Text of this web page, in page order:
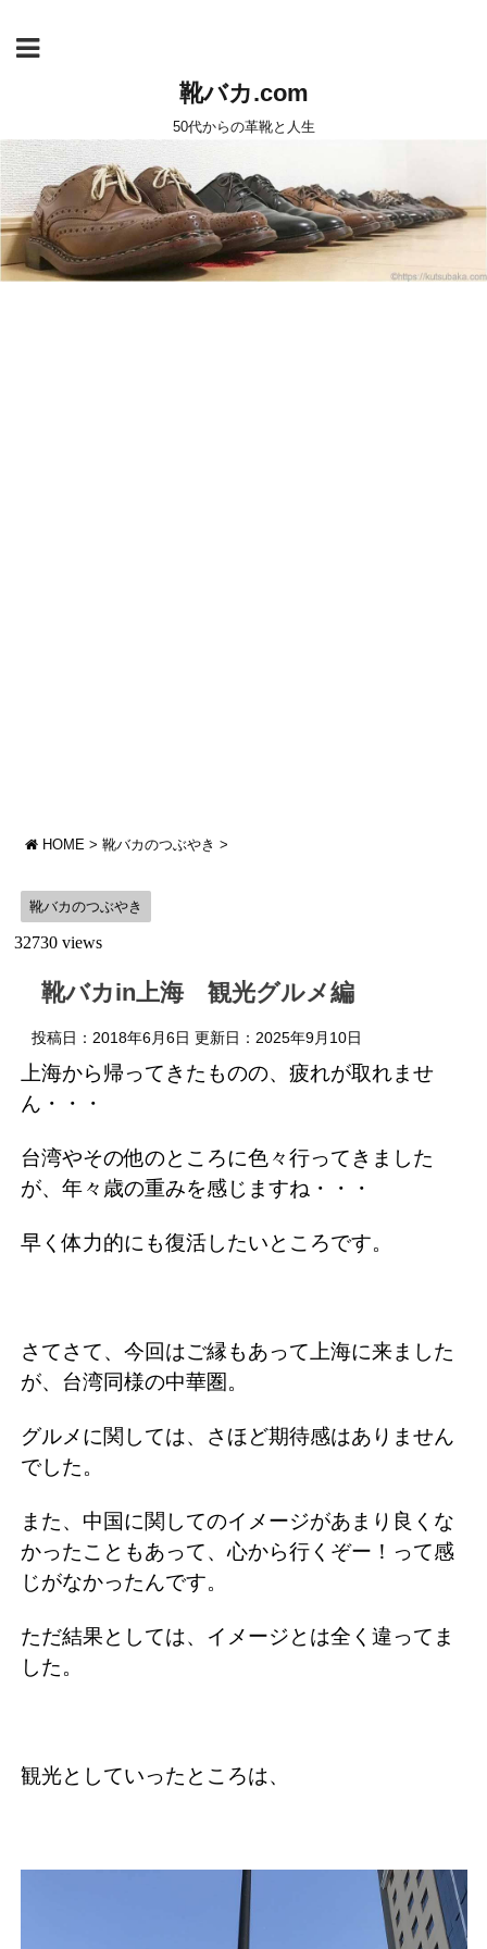
靴バカ.com
50代からの革靴と人生
HOME > 靴バカのつぶやき >
靴バカのつぶやき
32730 views
靴バカin上海 観光グルメ編
投稿日：2018年6月6日 更新日： 2025年9月10日
上海から帰ってきたものの、疲れが取れませ
ん・・・
台湾やその他のところに色々行ってきました
が、年々歳の重みを感じますね・・・
早く体力的にも復活したいところです。
さてさて、今回はご縁もあって上海に来ました
が、台湾同様の中華圏。
グルメに関しては、さほど期待感はありません
でした。
また、中国に関してのイメージがあまり良くな
かったこともあって、心から行くぞー！って感
じがなかったんです。
ただ結果としては、イメージとは全く違ってま
した。
観光としていったところは、